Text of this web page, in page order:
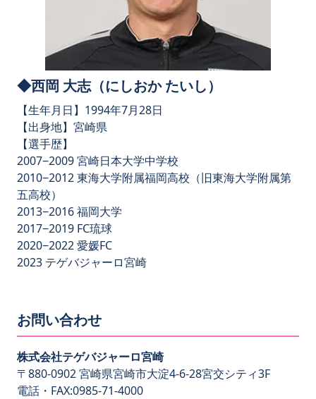
◆西岡 大志（にしおか たいし）
【生年月日】1994年7月28日
【出身地】宮崎県
【選手歴】
2007−2009 宮崎日本大学中学校
2010−2012 東海大学附属福岡高校（旧東海大学附属第
五高校）
2013−2016 福岡大学
2017−2019 FC琉球
2020−2022 愛媛FC
2023 テゲバジャーロ宮崎
お問い合わせ
株式会社テゲバジャーロ宮崎
〒880-0902 宮崎県宮崎市大淀4-6-28宮交シティ3F
電話・FAX:0985-71-4000